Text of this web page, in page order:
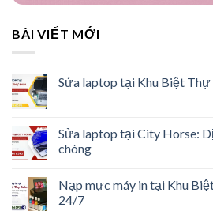
BÀI VIẾT MỚI
Sửa laptop tại Khu Biệt Thự
Sửa laptop tại City Horse:
chóng
Nạp mực máy in tại Khu
24/7